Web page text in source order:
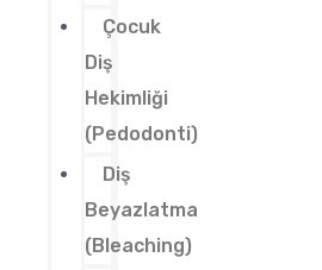
Çocuk
Diş
Hekimliği
(Pedodonti)
Diş
Beyazlatma
(Bleaching)